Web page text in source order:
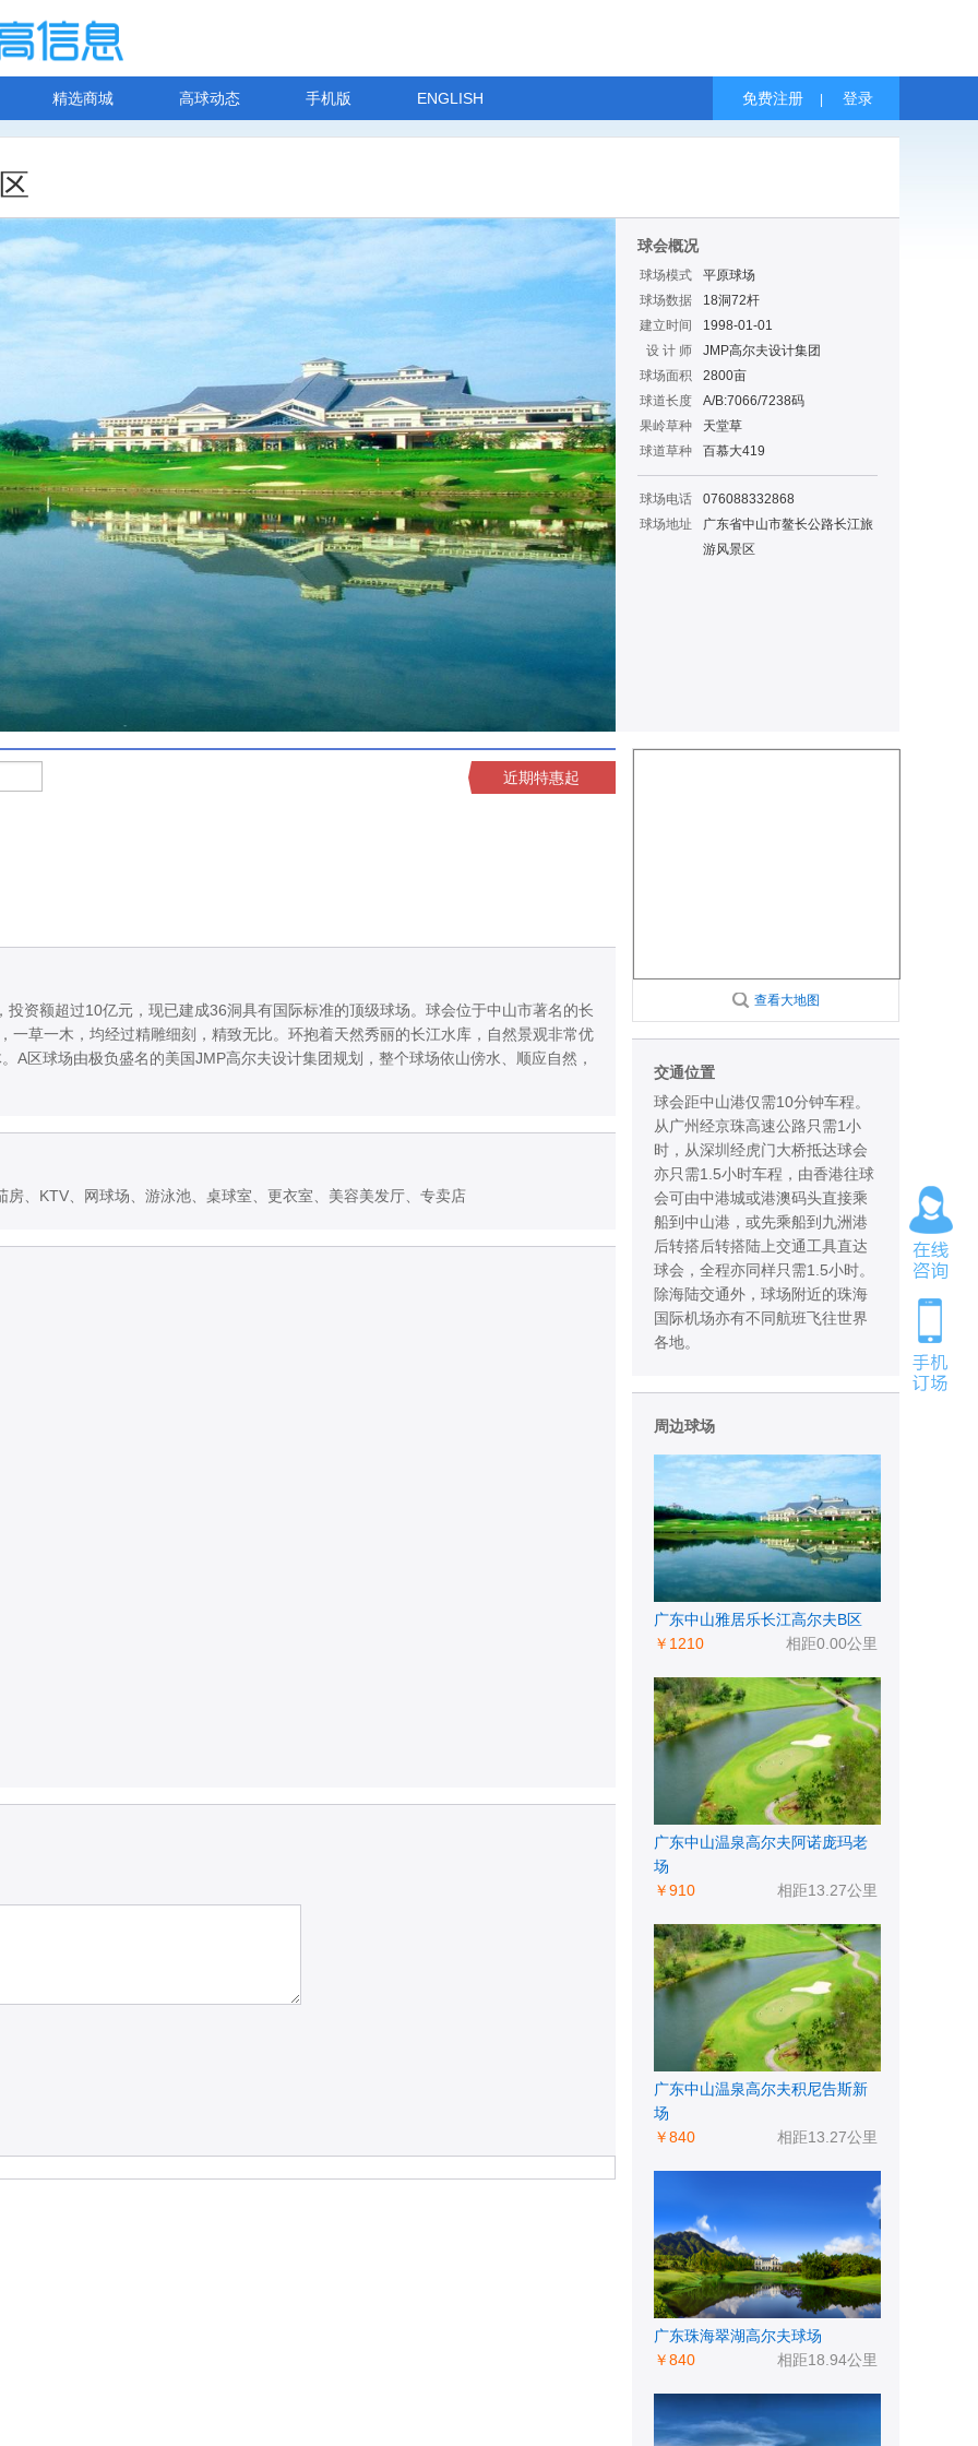
精选商城 高球动态 手机版 ENGLISH 免费注册 登录
球会概况
球场模式
平原球场
球场数据
18洞72杆
建立时间
1998-01-01
设 计 师
JMP高尔夫设计集团
球场面积
2800亩
球道长度
A/B:7066/7238码
果岭草种
天堂草
球道草种
百慕大419
球场电话
076088332868
球场地址
广东省中山市鳌长公路长江旅
游风景区
近期特惠起
资额超过10亿元，现已建成36洞具有国际标准的顶级球场。球会位于中山市著名的长
一草一木，均经过精雕细刻，精致无比。环抱着天然秀丽的长江水库，自然景观非常优
A区球场由极负盛名的美国JMP高尔夫设计集团规划，整个球场依山傍水、顺应自然，
、KTV、网球场、游泳池、桌球室、更衣室、美容美发厅、专卖店
查看大地图
交通位置
球会距中山港仅需10分钟车程。
从广州经京珠高速公路只需1小
时，从深圳经虎门大桥抵达球会
亦只需1.5小时车程，由香港往球
会可由中港城或港澳码头直接乘
船到中山港，或先乘船到九洲港
后转搭后转搭陆上交通工具直达
球会，全程亦同样只需1.5小时。
除海陆交通外，球场附近的珠海
国际机场亦有不同航班飞往世界
各地。
周边球场
广东中山雅居乐长江高尔夫B区
相距0.00公里
￥1210
广东中山温泉高尔夫阿诺庞玛老
场
相距13.27公里
￥910
广东中山温泉高尔夫积尼告斯新
场
相距13.27公里
￥840
广东珠海翠湖高尔夫球场
相距18.94公里
￥840